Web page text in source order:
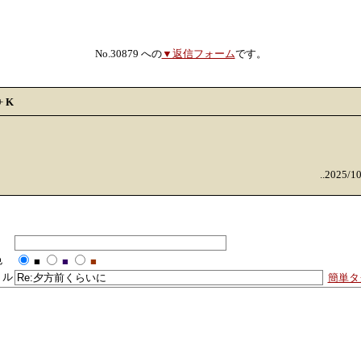
No.30879 への▼返信フォームです。
K
..2025/
■ ■
■
ル
簡単タ